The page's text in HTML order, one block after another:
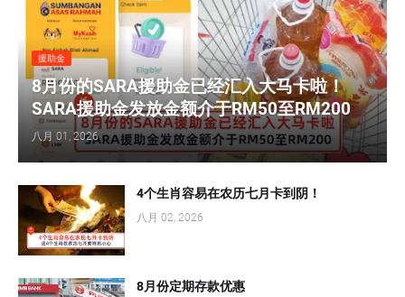
援助金
8月份的SARA援助金已经汇入大马卡啦！
SARA援助金发放金额介于RM50至RM200
八月 01, 2026
4个生肖容易在农历七月卡到阴！
八月 02, 2026
8月份定期存款优惠